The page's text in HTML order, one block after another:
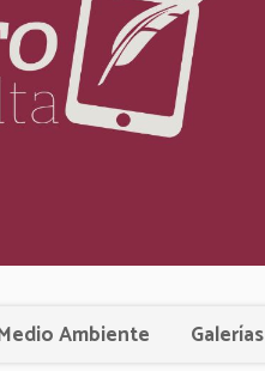
Ambiente Galerías